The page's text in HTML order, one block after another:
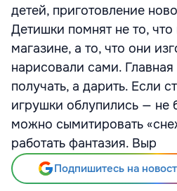
детей, приготовление
Детишки помнят не то,
магазине, а то, что они
нарисовали сами.
получать, а дарить. Если
игрушки облупились — не
можно сымитировать
работать фантазия. Выр
Подпишитесь на